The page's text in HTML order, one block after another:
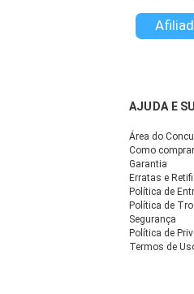
AJUDA E
Área do
Como comprar
Garantia
Erratas e
Política de
Política de
Segurança
Política de
Termos de